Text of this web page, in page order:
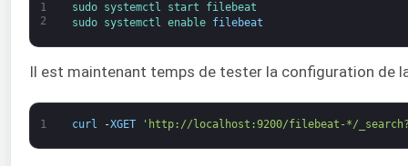
1
2
sudo systemctl start
filebeat
sudo systemctl enable filebeat
Il est maintenant temps de tester la configuration de
1 curl -XGET 'http://localhost:9200/filebeat-*/